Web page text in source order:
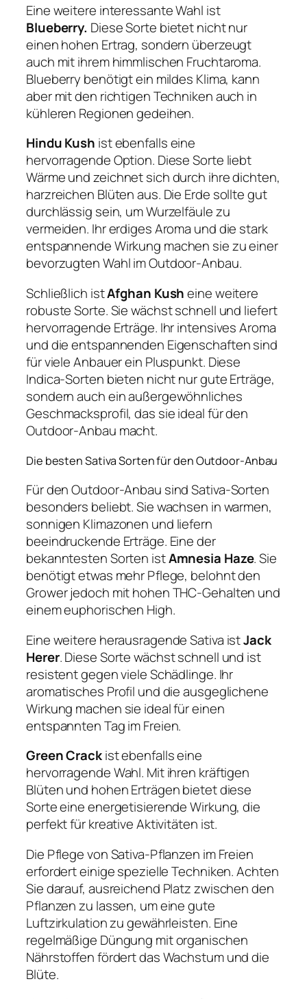
Eine weitere interessante Wahl ist
Blueberry. Diese Sorte bietet nicht nur
einen hohen Ertrag, sondern überzeugt
auch mit ihrem himmlischen Fruchtaroma.
Blueberry benötigt ein mildes Klima, kann
aber mit den richtigen Techniken auch in
kühleren Regionen gedeihen.
Hindu Kush ist ebenfalls eine
hervorragende Option. Diese Sorte liebt
Wärme und zeichnet sich durch ihre dichten,
harzreichen Blüten aus. Die Erde sollte gut
durchlässig sein, um Wurzelfäule zu
vermeiden. Ihr erdiges Aroma und die stark
entspannende Wirkung machen sie zu einer
bevorzugten Wahl im Outdoor-Anbau.
Schließlich istAfghan Kusheine weitere
robuste Sorte. Sie wächst schnell und liefert
hervorragende Erträge. Ihr intensives Aroma
und die entspannenden Eigenschaften sind
für viele Anbauer ein Pluspunkt. Diese
Indica-Sorten bieten nicht nur gute Erträge,
sondern auch ein außergewöhnliches
Geschmacksprofil, das sie ideal für den
Outdoor-Anbau macht.
Die besten Sativa Sorten für den Outdoor-Anbau
Für den Outdoor-Anbau sind Sativa-Sorten
besonders beliebt. Sie wachsen in warmen,
sonnigen Klimazonen und liefern
beeindruckende Erträge. Eine der
bekanntesten Sorten istAmnesia Haze. Sie
benötigt etwas mehr Pflege, belohnt den
Grower jedoch mit hohen THC-Gehalten und
einem euphorischen High.
Eine weitere herausragende Sativa istJack
Herer. Diese Sorte wächst schnell und ist
resistent gegen viele Schädlinge. Ihr
aromatisches Profil und die ausgeglichene
Wirkung machen sie ideal für einen
entspannten Tag im Freien.
Green Crackist ebenfalls eine
hervorragende Wahl. Mit ihren kräftigen
Blüten und hohen Erträgen bietet diese
Sorte eine energetisierende Wirkung, die
perfekt für kreative Aktivitäten ist.
Die Pflege von Sativa-Pflanzen im Freien
erfordert einige spezielle Techniken. Achten
Sie darauf, ausreichend Platz zwischen den
Pflanzen zu lassen, um eine gute
Luftzirkulation zu gewährleisten. Eine
regelmäßige Düngung mit organischen
Nährstoffen fördert das Wachstum und die
Blüte.